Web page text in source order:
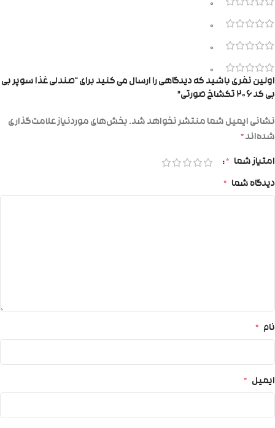
0
0
0
0
اولین نفری باشید که دیدگاهی را ارسال می کنید برای “صندلی غذا سوپر بی
بی کد ۲۰۶ تکشاخ صورتی”
نشانی ایمیل شما منتشر نخواهد شد.بخش‌های موردنیاز علامت‌گذاری
شده‌اند*
امتیاز شما *
دیدگاه شما *
نام *
ایمیل *